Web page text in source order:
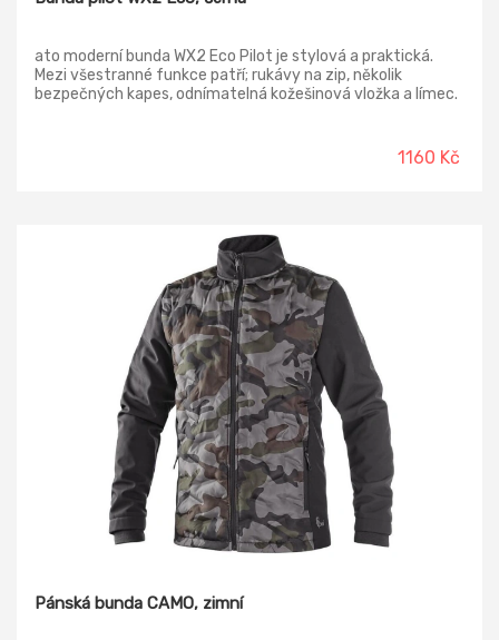
ato moderní bunda WX2 Eco Pilot je stylová a praktická.
Mezi všestranné funkce patří; rukávy na zip, několik
bezpečných kapes, odnímatelná kožešinová vložka a límec.
1160 Kč
Pánská bunda CAMO, zimní